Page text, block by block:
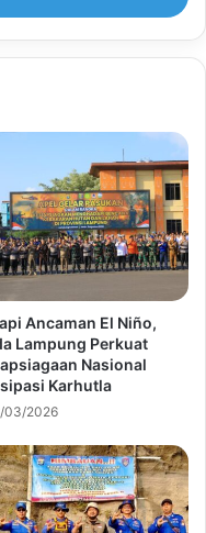
Ancaman El Niño,
Lampung Perkuat
Nasional
Karhutla
03/2026